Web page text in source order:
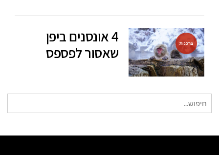
צרכנות
4 אונסנים ביפן
שאסור לפספס
עבור: